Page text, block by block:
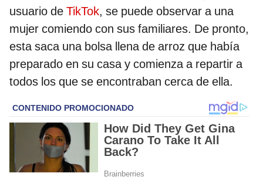
usuario de TikTok, se puede observar a una
mujer comiendo con sus familiares. De pronto,
esta saca una bolsa llena de arroz que había
preparado en su casa y comienza a repartir a
todos los que se encontraban cerca de ella.